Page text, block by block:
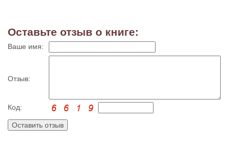
Оставьте отзыв о книге:
Ваше имя:
Отзыв:
Код: